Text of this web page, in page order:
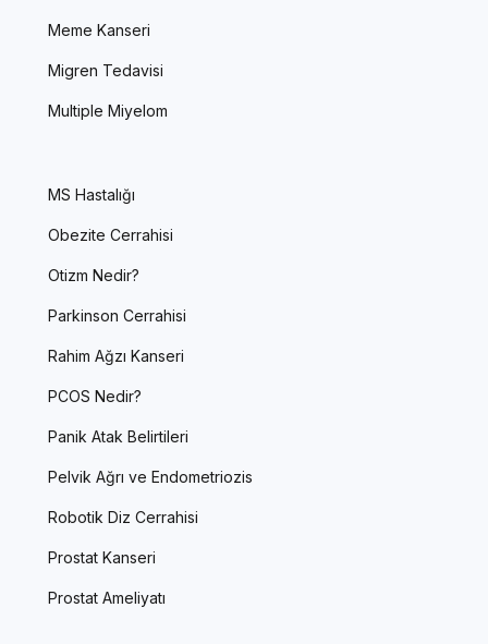
Meme Kanseri
Migren Tedavisi
Multiple Miyelom
MS Hastalığı
Obezite Cerrahisi
Otizm Nedir?
Parkinson Cerrahisi
Rahim Ağzı Kanseri
PCOS Nedir?
Panik Atak Belirtileri
Pelvik Ağrı ve Endometriozis
Robotik Diz Cerrahisi
Prostat Kanseri
Prostat Ameliyatı